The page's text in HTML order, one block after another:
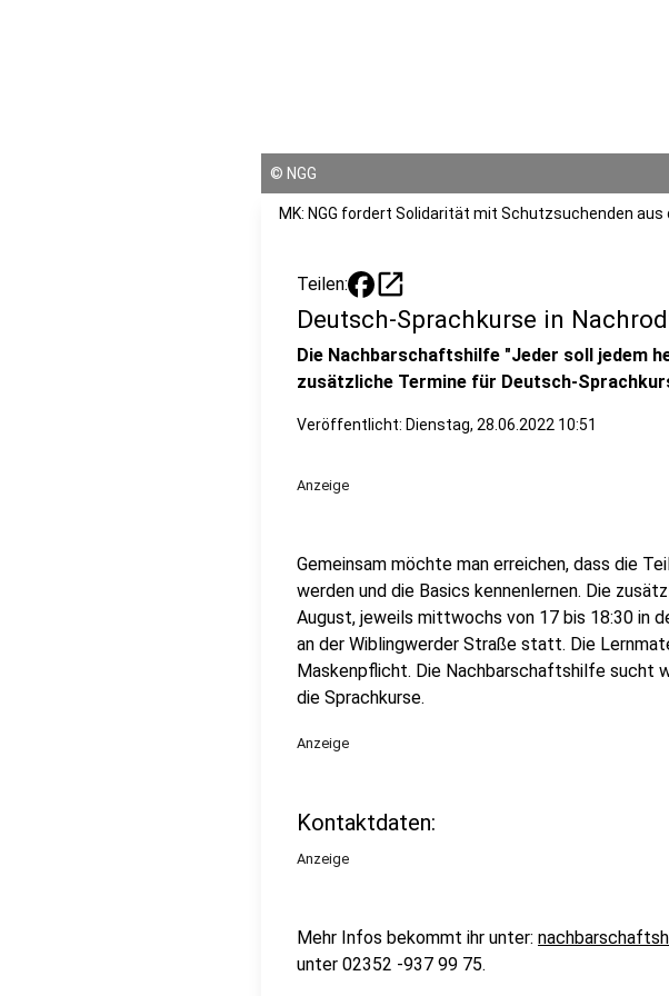
© NGG
MK: NGG fordert Solidarität mit Schutzsuchenden aus
Teilen: open_in_new
Deutsch-Sprachkurse in
Die Nachbarschaftshilfe "Jeder soll jedem
zusätzliche Termine für Deutsch-
Veröffentlicht: Dienstag, 28.06.2022 10:51
Anzeige
Gemeinsam möchte man erreichen, dass die
werden und die Basics kennenlernen. Die
August, jeweils mittwochs von 17 bis 18:30 in
an der Wiblingwerder Straße statt. Die
Maskenpflicht. Die Nachbarschaftshilfe sucht
die Sprachkurse.
Anzeige
Kontaktdaten:
Anzeige
Mehr Infos bekommt ihr unter:
unter 02352 -937 99 75.